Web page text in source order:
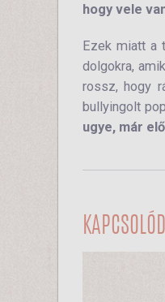
hogy vele
Ezek miatt a
dolgokra,
rossz, hogy
bullyingolt
ugye, már